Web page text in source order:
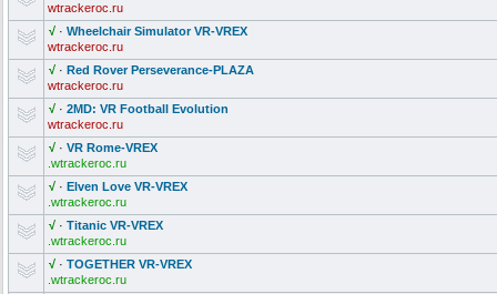
wtrackeroc.ru
√ · Wheelchair Simulator VR-VREX
wtrackeroc.ru
√ · Red Rover Perseverance-PLAZA
wtrackeroc.ru
√ · 2MD: VR Football Evolution
wtrackeroc.ru
√ · VR Rome-VREX
.wtrackeroc.ru
√ · Elven Love VR-VREX
.wtrackeroc.ru
√ · Titanic VR-VREX
.wtrackeroc.ru
√ · TOGETHER VR-VREX
.wtrackeroc.ru